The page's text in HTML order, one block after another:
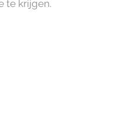
te krijgen.